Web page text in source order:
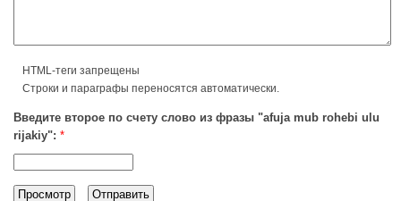
HTML-теги запрещены
Строки и параграфы переносятся автоматически.
Введите второе по счету слово из фразы "afuja mub rohebi ulu
rijakiy": *